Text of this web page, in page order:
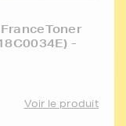
-
Voir le produit